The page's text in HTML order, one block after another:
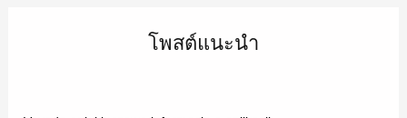
โพสต์แนะนำ